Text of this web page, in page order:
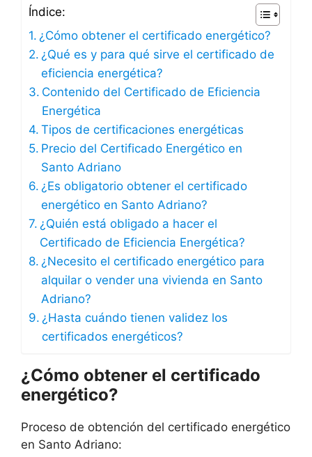
Índice:
¿Cómo obtener el certificado energético?
¿Qué es y para qué sirve el certificado de
eficiencia energética?
Contenido del Certificado de Eficiencia
Energética
Tipos de certificaciones energéticas
Precio del Certificado Energético en
Santo Adriano
¿Es obligatorio obtener el certificado
energético en Santo Adriano?
¿Quién está obligado a hacer el
Certificado de Eficiencia Energética?
¿Necesito el certificado energético para
alquilar o vender una vivienda en Santo
Adriano?
¿Hasta cuándo tienen validez los
certificados energéticos?
¿Cómo obtener el certificado
energético?
Proceso de obtención del certificado energético
en Santo Adriano: